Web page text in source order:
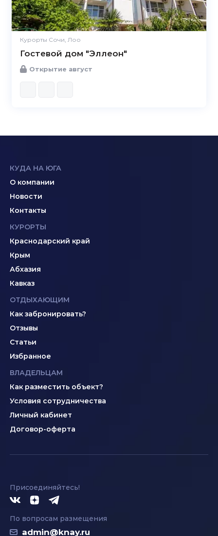
Курорты Сочи, Лоо
Гостевой дом "Эллеон"
Открытие август
КУДА НА ЮГА
О компании
Новости
Контакты
КУРОРТЫ
Краснодарский край
Крым
Абхазия
Кавказ
ОТДЫХАЮЩИМ
Как забронировать?
Отзывы
Статьи
Избранное
ВЛАДЕЛЬЦАМ
Как разместить объект?
Условия сотрудничества
Личный кабинет
Договор-оферта
Присоединяйтесь!
По вопросам размещения
admin@knay.ru